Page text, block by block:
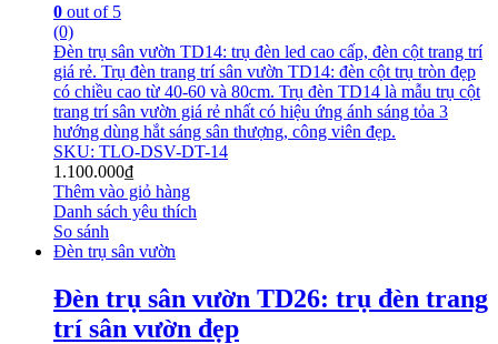
0 out of 5
(0)
Đèn trụ sân vườn TD14: trụ đèn led cao cấp, đèn cột trang trí
giá rẻ. Trụ đèn trang trí sân vườn TD14: đèn cột trụ tròn đẹp
có chiều cao từ 40-60 và 80cm. Trụ đèn TD14 là mẫu trụ cột
trang trí sân vườn giá rẻ nhất có hiệu ứng ánh sáng tỏa 3
hướng dùng hắt sáng sân thượng, công viên đẹp.
SKU: TLO-DSV-DT-14
1.100.000₫
Thêm vào giỏ hàng
Danh sách yêu thích
So sánh
Đèn trụ sân vườn
Đèn trụ sân vườn TD26: trụ đèn trang
trí sân vườn đẹp